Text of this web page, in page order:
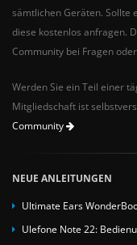
sämtlichen Geräten. Sollte
diese kostenlos anfragen.
Community bei Fragen
Werden Sie ein Teil einer
Mitgliedschaft ist
Community
NEUE ANLEITUNGEN
Ultimate Ears
Ulefone Note 22: